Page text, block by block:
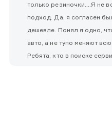
только резиночки....Я не
подход. Да, я согласен
дешевле. Понял я одно,
авто, а не тупо меняют
Ребята, кто в поиске